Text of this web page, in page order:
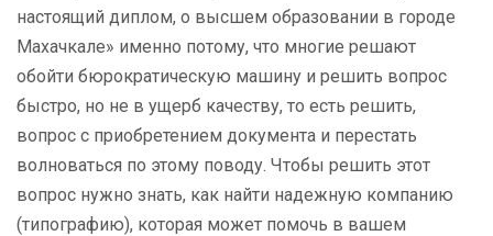
настоящий диплом, о высшем образовании в городе
Махачкале» именно потому, что многие решают
обойти бюрократическую машину и решить вопрос
быстро, но не в ущерб качеству, то есть решить,
вопрос с приобретением документа и перестать
волноваться по этому поводу. Чтобы решить этот
вопрос нужно знать, как найти надежную компанию
(типографию), которая может помочь в вашем